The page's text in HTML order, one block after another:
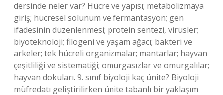
dersinde neler var? Hücre ve yapısı; metabolizmaya
giriş; hücresel solunum ve fermantasyon; gen
ifadesinin düzenlenmesi; protein sentezi, virüsler;
biyoteknoloji; filogeni ve yaşam ağacı; bakteri ve
arkeler; tek hücreli organizmalar; mantarlar; hayvan
çeşitliliği ve sistematiği; omurgasızlar ve omurgalılar;
hayvan dokuları. 9. sınıf biyoloji kaç ünite? Biyoloji
müfredatı geliştirilirken ünite tabanlı bir yaklaşım